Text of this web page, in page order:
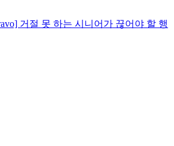
거절 못 하는 시니어가 끊어야 할 행